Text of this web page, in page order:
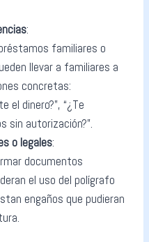
:
familiares o
llevar a familiares a
concretas:
el dinero?”, “¿Te
sin autorización?”.
o legales:
documentos
el uso del polígrafo
engaños que pudieran